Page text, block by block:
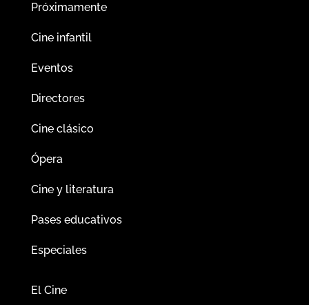
Próximamente
Cine infantil
Eventos
Directores
Cine clásico
Ópera
Cine y literatura
Pases educativos
Especiales
El Cine